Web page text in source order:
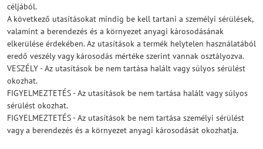
céljából.
A következő utasításokat mindig be kell tartani a személyi sérülések,
valamint a berendezés és a környezet anyagi károsodásának
elkerülése érdekében. Az utasítások a termék helytelen használatából
eredő veszély vagy károsodás mértéke szerint vannak osztályozva.
VESZÉLY - Az utasítások be nem tartása halált vagy súlyos sérülést
okozhat.
FIGYELMEZTETÉS - Az utasítások be nem tartása halált vagy súlyos
sérülést okozhat.
FIGYELMEZTETÉS - Az utasítások be nem tartása személyi sérülést
vagy a berendezés és a környezet anyagi károsodását okozhatja.